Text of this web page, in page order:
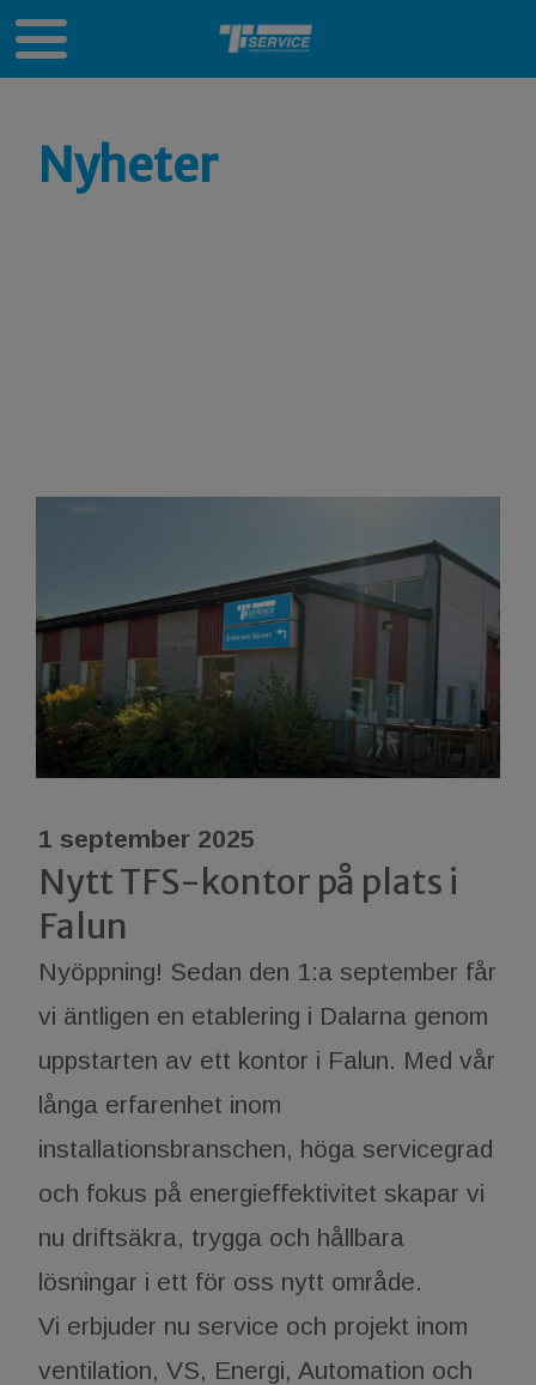
Nyheter
1 september 2025
Nytt TFS-kontor på plats i
Falun
Nyöppning! Sedan den 1:a september får
vi äntligen en etablering i Dalarna genom
uppstarten av ett kontor i Falun. Med vår
långa erfarenhet inom
installationsbranschen, höga servicegrad
och fokus på energieffektivitet skapar vi
nu driftsäkra, trygga och hållbara
lösningar i ett för oss nytt område.
Vi erbjuder nu service och projekt inom
ventilation, VS, Energi, Automation och